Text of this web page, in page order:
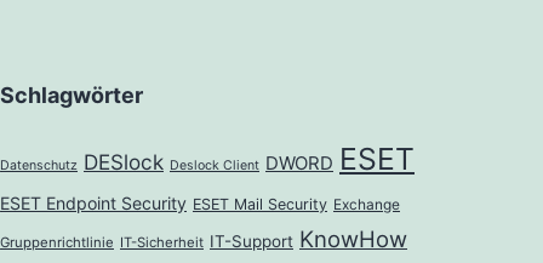
Schlagwörter
Datenschutz DESlock Deslock Client DWORD ESET
ESET Endpoint Security ESET Mail Security Exchange
Gruppenrichtlinie IT-Sicherheit IT-Support KnowHow